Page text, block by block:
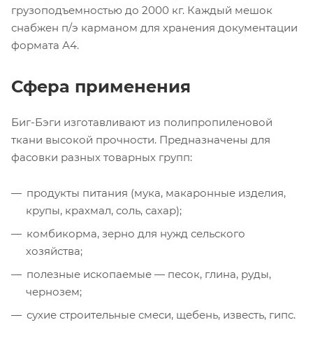
грузоподъемностью до 2000 кг. Каждый мешок
снабжен п/э карманом для хранения документации
формата А4.
Сфера применения
Биг-Бэги изготавливают из полипропиленовой
ткани высокой прочности. Предназначены для
фасовки разных товарных групп:
продукты питания (мука, макаронные изделия,
крупы, крахмал, соль, сахар);
комбикорма, зерно для нужд сельского
хозяйства;
полезные ископаемые — песок, глина, руды,
чернозем;
сухие строительные смеси, щебень, известь, гипс.